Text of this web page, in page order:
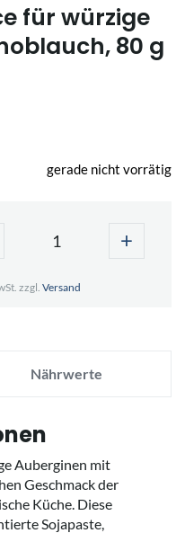
für würzige
80 g
gerade nicht vorrätig
+
zzgl. Versand
Nährwerte
Auberginen mit
Geschmack der
Küche. Diese
Sojapaste,